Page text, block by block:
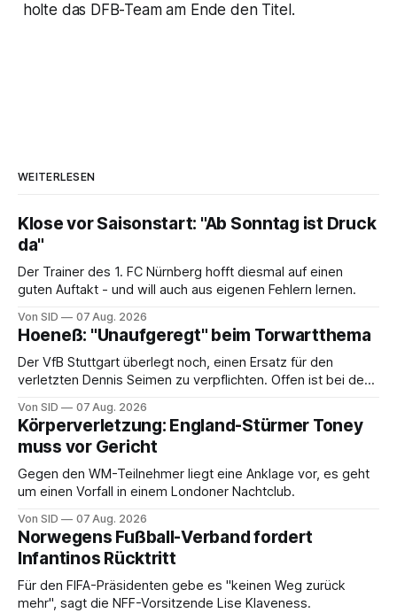
holte das DFB-Team am Ende den Titel.
WEITERLESEN
Klose vor Saisonstart: "Ab Sonntag ist Druck
da"
Der Trainer des 1. FC Nürnberg hofft diesmal auf einen
guten Auftakt - und will auch aus eigenen Fehlern lernen.
Von SID 07 Aug. 2026
Hoeneß: "Unaufgeregt" beim Torwartthema
Der VfB Stuttgart überlegt noch, einen Ersatz für den
verletzten Dennis Seimen zu verpflichten. Offen ist bei den
Von SID 07 Aug. 2026
Körperverletzung: England-Stürmer Toney
muss vor Gericht
Gegen den WM-Teilnehmer liegt eine Anklage vor, es geht
um einen Vorfall in einem Londoner Nachtclub.
Von SID 07 Aug. 2026
Norwegens Fußball-Verband fordert
Infantinos Rücktritt
Für den FIFA-Präsidenten gebe es "keinen Weg zurück
mehr", sagt die NFF-Vorsitzende Lise Klaveness.